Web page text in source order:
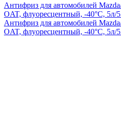
Антифриз для автомобилей
OAT, флуоресцентный, -40°С, 5л/
Антифриз для автомобилей
OAT, флуоресцентный, -40°С, 5л/